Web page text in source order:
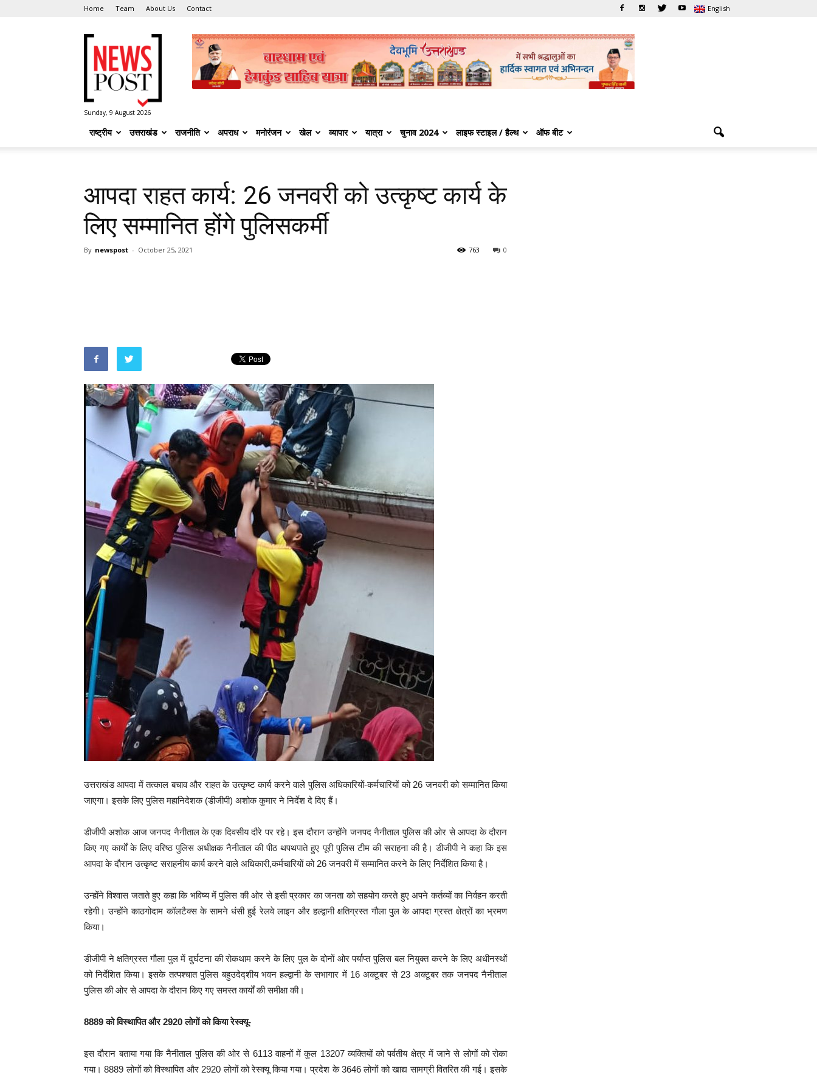
Home Team About Us Contact English
Post
Sunday, 9 August 2026
राष्ट्रीय उत्तराखंड राजनीति अपराध मनोरंजन खेल व्यापार यात्रा चुनाव 2024 लाइफ स्टाइल / हैल्थ ऑफ बीट
आपदा राहत कार्य: 26 जनवरी को उत्कृष्ट कार्य के
लिए सम्मानित होंगे पुलिसकर्मी
By newspost - October 25, 2021 0
763
उत्तराखंड आपदा में तत्काल बचाव और राहत के उत्कृष्ट कार्य करने वाले पुलिस अधिकारियों-कर्मचारियों को 26 जनवरी को सम्मानित किया
जाएगा। इसके लिए पुलिस महानिदेशक (डीजीपी) अशोक कुमार ने निर्देश दे दिए हैं।
डीजीपी अशोक आज जनपद नैनीताल के एक दिवसीय दौरे पर रहे। इस दौरान उन्होंने जनपद नैनीताल पुलिस की ओर से आपदा के दौरान
किए गए कार्यों के लिए वरिष्ठ पुलिस अधीक्षक नैनीताल की पीठ थपथपाते हुए पूरी पुलिस टीम की सराहना की है। डीजीपी ने कहा कि इस
आपदा के दौरान उत्कृष्ट सराहनीय कार्य करने वाले अधिकारी,कर्मचारियों को 26 जनवरी में सम्मानित करने के लिए निर्देशित किया है।
उन्होंने विश्वास जताते हुए कहा कि भविष्य में पुलिस की ओर से इसी प्रकार का जनता को सहयोग करते हुए अपने कर्तव्यों का निर्वहन करती
रहेगी। उन्होंने काठगोदाम कॉलटैक्स के सामने धंसी हुई रेलवे लाइन और हल्द्वानी क्षतिग्रस्त गौला पुल के आपदा ग्रस्त क्षेत्रों का भ्रमण
किया।
डीजीपी ने क्षतिग्रस्त गौला पुल में दुर्घटना की रोकथाम करने के लिए पुल के दोनों ओर पर्याप्त पुलिस बल नियुक्त करने के लिए अधीनस्थों
को निर्देशित किया। इसके तत्पश्चात पुलिस बहुउदेद्शीय भवन हल्द्वानी के सभागार में 16 अक्टूबर से 23 अक्टूबर तक जनपद नैनीताल
पुलिस की ओर से आपदा के दौरान किए गए समस्त कार्यों की समीक्षा की।
8889 को विस्थापित और 2920 लोगों को किया रेस्क्यू-
इस दौरान बताया गया कि नैनीताल पुलिस की ओर से 6113 वाहनों में कुल 13207 व्यक्तियों को पर्वतीय क्षेत्र में जाने से लोगों को रोका
गया। 8889 लोगों को विस्थापित और 2920 लोगों को रेस्क्यू किया गया। प्रदेश के 3646 लोगों को खाद्य सामग्री वितरित की गई। इसके